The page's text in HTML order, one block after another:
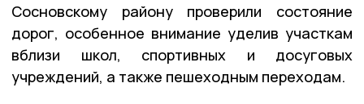
Сосновскому району проверили состояние
дорог, особенное внимание уделив участкам
вблизи школ, спортивных и досуговых
учреждений, а также пешеходным переходам.